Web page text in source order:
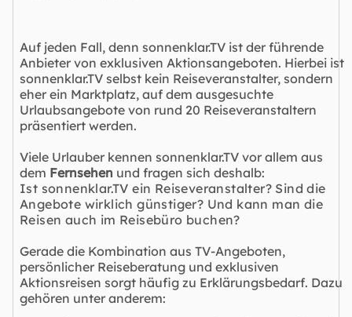
Auf jeden Fall, denn sonnenklar.TV ist der führende
Anbieter von exklusiven Aktionsangeboten. Hierbei ist
sonnenklar.TV selbst kein Reiseveranstalter, sondern
eher ein Marktplatz, auf dem ausgesuchte
Urlaubsangebote von rund 20 Reiseveranstaltern
präsentiert werden.
Viele Urlauber kennen sonnenklar.TV vor allem aus
dem Fernsehen und fragen sich deshalb:
Ist sonnenklar.TV ein Reiseveranstalter? Sind die
Angebote wirklich günstiger? Und kann man die
Reisen auch im Reisebüro buchen?
Gerade die Kombination aus TV-Angeboten,
persönlicher Reiseberatung und exklusiven
Aktionsreisen sorgt häufig zu Erklärungsbedarf. Dazu
gehören unter anderem: